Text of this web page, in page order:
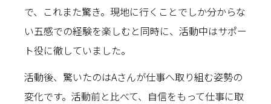
で、これまた驚き。現地に行くことでしか分からな
い五感での経験を楽しむと同時に、活動中はサポー
ト役に徹していました。
活動後、驚いたのはAさんが仕事へ取り組む姿勢の
変化です。活動前と比べて、自信をもって仕事に取